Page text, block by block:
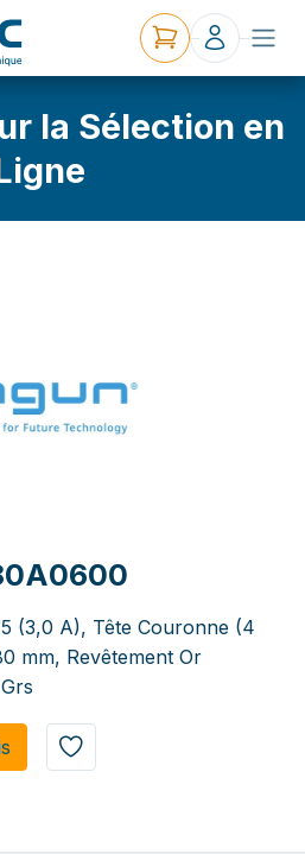
la Sélection en
(3,0 A), Tête Couronne (4
mm, Revêtement Or